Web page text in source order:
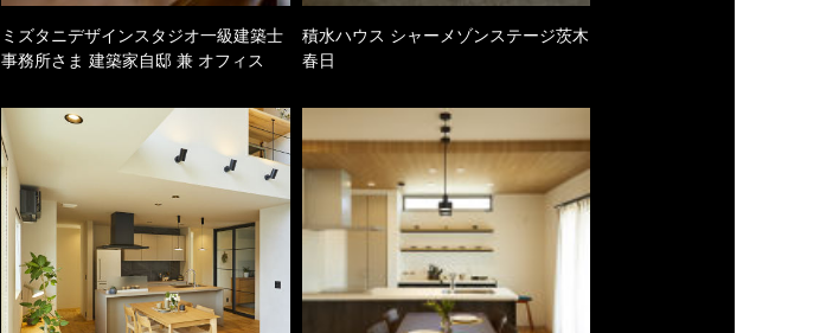
ミズタニデザインスタジオ一級建築士
事務所さま 建築家自邸 兼 オフィス
積水ハウス シャーメゾンステージ茨木
春日